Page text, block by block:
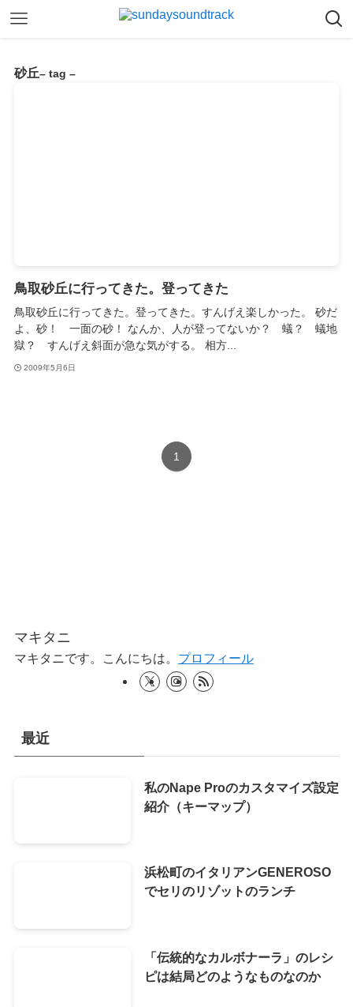
砂丘– tag –
鳥取砂丘に行ってきた。登ってきた
鳥取砂丘に行ってきた。登ってきた。すんげえ楽しかった。 砂だ
よ、砂！ 一面の砂！ なんか、人が登ってないか？ 蟻？ 蟻地
獄？ すんげえ斜面が急な気がする。 相方...
2009年5月6日
1
マキタニ
マキタニです。こんにちは。 プロフィール
最近
私のNape Proのカスタマイズ設定
紹介（キーマップ）
浜松町のイタリアンGENEROSO
でセリのリゾットのランチ
「伝統的なカルボナーラ」のレシ
ピは結局どのようなものなのか